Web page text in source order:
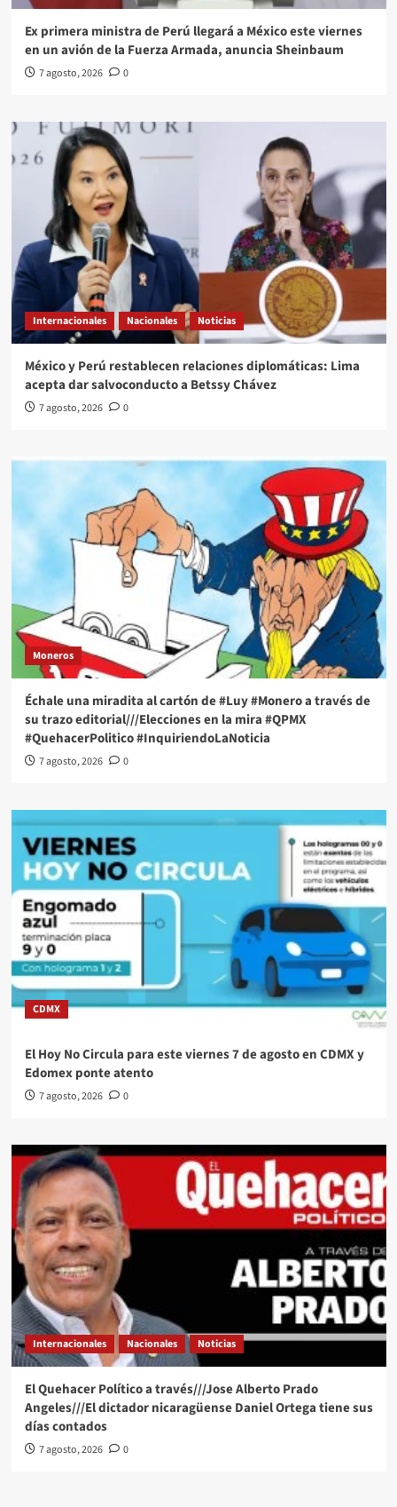
Ex primera ministra de Perú llegará a México este viernes
en un avión de la Fuerza Armada, anuncia Sheinbaum
7 agosto, 2026 0
Internacionales Nacionales Noticias
México y Perú restablecen relaciones diplomáticas: Lima
acepta dar salvoconducto a Betssy Chávez
7 agosto, 2026 0
Moneros
Échale una miradita al cartón de #Luy #Monero a través de
su trazo editorial///Elecciones en la mira #QPMX
#QuehacerPolitico #InquiriendoLaNoticia
7 agosto, 2026 0
CDMX
El Hoy No Circula para este viernes 7 de agosto en CDMX y
Edomex ponte atento
7 agosto, 2026 0
Internacionales Nacionales Noticias
El Quehacer Político a través///Jose Alberto Prado
Angeles///El dictador nicaragüense Daniel Ortega tiene sus
días contados
7 agosto, 2026 0